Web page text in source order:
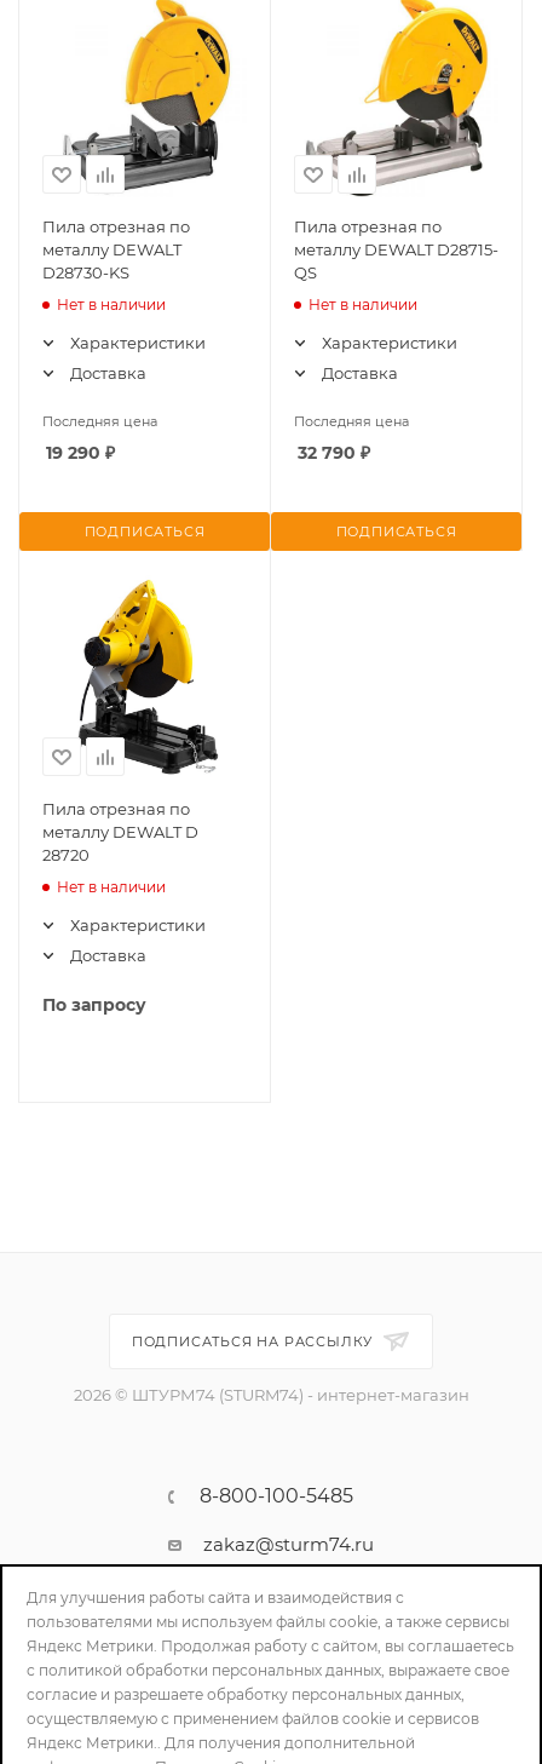
Пила отрезная по
металлу DEWALT
D28730-KS
Нет в наличии
Характеристики
Доставка
Последняя цена
19 290 ₽
ПОДПИСАТЬСЯ
Пила отрезная по
металлу DEWALT D28715-
QS
Нет в наличии
Характеристики
Доставка
Последняя цена
32 790 ₽
ПОДПИСАТЬСЯ
Пила отрезная по
металлу DEWALT D
28720
Нет в наличии
Характеристики
Доставка
По запросу
ПОДПИСАТЬСЯ НА РАССЫЛКУ
2026 © ШТУРМ74 (STURM74) - интернет-магазин
8-800-100-5485
zakaz@sturm74.ru
г. Челябинск, ул. Стартовая 34/1
Для улучшения работы сайта и взаимодействия с
пользователями мы используем файлы cookie, а также сервисы
Яндекс Метрики. Продолжая работу с сайтом, вы соглашаетесь
с политикой обработки персональных данных, выражаете свое
согласие и разрешаете обработку персональных данных,
осуществляемую с применением файлов cookie и сервисов
Яндекс Метрики.. Для получения дополнительной